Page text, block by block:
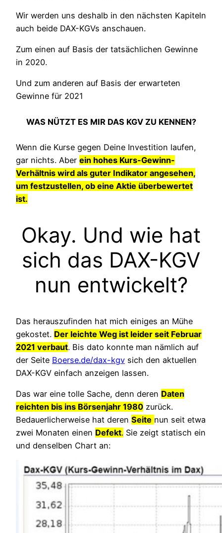
Wir werden uns deshalb in den nächsten Kapiteln
auch beide DAX-KGVs anschauen.
Zum einen auf Basis der tatsächlichen Gewinne
in 2020.
Und zum anderen auf Basis der erwarteten
Gewinne für 2021
WAS NÜTZT ES MIR DAS KGV ZU KENNEN?
Wenn die Kurse gegen Deine Investition laufen,
gar nichts. Aber ein hohes Kurs-Gewinn-
Verhältnis wird als guter Indikator angesehen,
um festzustellen, ob eine Aktie überbewertet
ist.
Okay. Und wie hat
sich das DAX-KGV
nun entwickelt?
Das herauszufinden hat mich einiges an Mühe
gekostet. Der leichte Weg ist leider seit Februar
2021 verbaut. Bis dato konnte man nämlich auf
der Seite Boerse.de/dax-kgv sich den aktuellen
DAX-KGV einfach anzeigen lassen.
Das war eine tolle Sache, denn deren Daten
reichten bis ins Börsenjahr 1980 zurück.
Bedauerlicherweise hat deren Seite nun seit etwa
zwei Monaten einen Defekt. Sie zeigt statisch ein
und denselben Chart an: